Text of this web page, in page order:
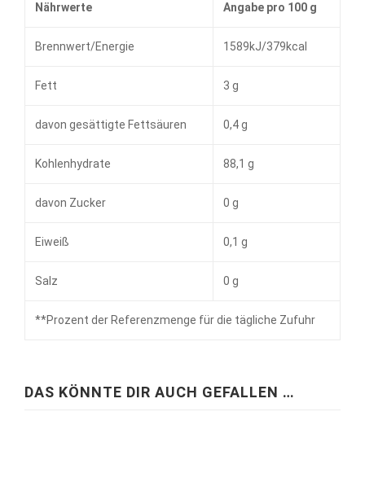
Nährwerte Angabe pro 100 g
Brennwert/Energie 1589kJ/379kcal
Fett 3 g
davon gesättigte Fettsäuren 0,4 g
Kohlenhydrate 88,1 g
davon Zucker 0 g
Eiweiß 0,1 g
Salz 0 g
**Prozent der Referenzmenge für die tägliche Zufuhr
DAS KÖNNTE DIR AUCH GEFALLEN …